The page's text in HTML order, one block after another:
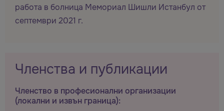
работа в болница Мемориал Шишли Истанбул от
септември 2021 г.
Членства и публикации
Членство в професионални организации
(локални и извън граница):